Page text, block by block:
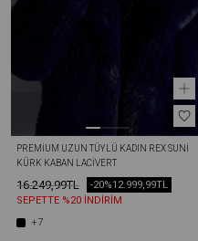
PREMIUM UZUN TÜYLÜ KADIN REX SUNI
KÜRK KABAN LACIVERT
16.249,99TL 12.999,99TL
-20%
SEPETTE %20 İNDİRİM
+7